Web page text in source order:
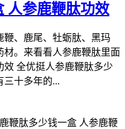
人参鹿鞭肽功效
鞭、鹿尾、牡蛎肽、黑玛
。来看看人参鹿鞭肽里面
全优挺人参鹿鞭肽多少
三十多年的...
鞭肽多少钱一盒 人参鹿鞭